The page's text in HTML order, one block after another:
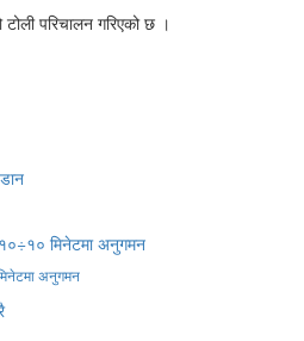
टोली परिचालन गरिएको छ ।
अनुगमन